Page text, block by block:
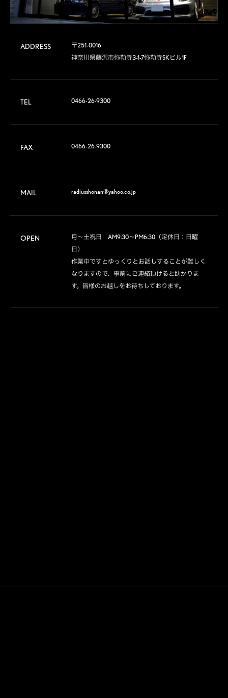
ADDRESS
〒251-0016
神奈川県藤沢市弥勒寺3-1-7弥勒寺SKビル1F
TEL 0466-26-9300
FAX 0466-26-9300
MAIL radiusshonan@yahoo.co.jp
OPEN
月～土祝日　AM9:30～PM6:30（定休日：日曜
日）
作業中ですとゆっくりとお話しすることが難しく
なりますので、事前にご連絡頂けると助かりま
す。皆様のお越しをお待ちしております。